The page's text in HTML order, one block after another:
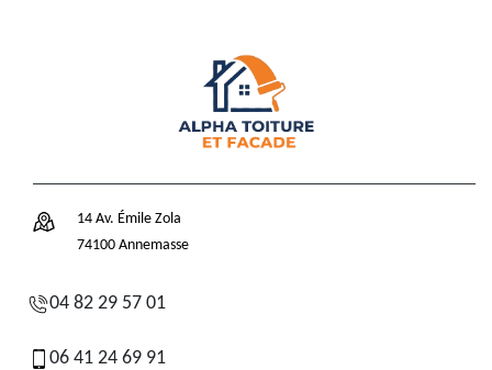
14 Av. Émile Zola
74100 Annemasse
04 82 29 57 01
06 41 24 69 91